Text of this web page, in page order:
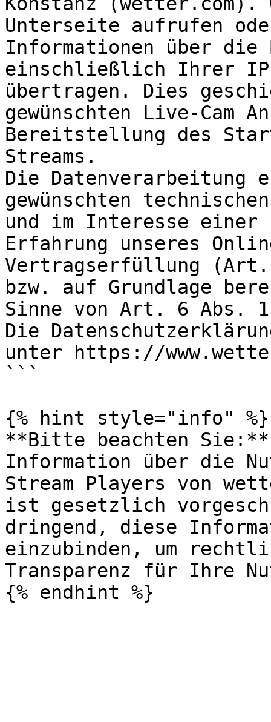
Unterseite aufrufen
Informationen über die
einschließlich Ihrer IP-
übertragen. Dies
gewünschten Live-Cam
Bereitstellung des
Streams.
Die Datenverarbeitung
gewünschten
und im Interesse
Erfahrung unseres
Vertragserfüllung
bzw. auf Grundlage
Sinne von Art. 6 Abs.
Die
unter https://
```
{% hint style="info" %}
**Bitte beachten
Information über die
Stream Players von
ist gesetzlich
dringend, diese
einzubinden, um
Transparenz für Ihre